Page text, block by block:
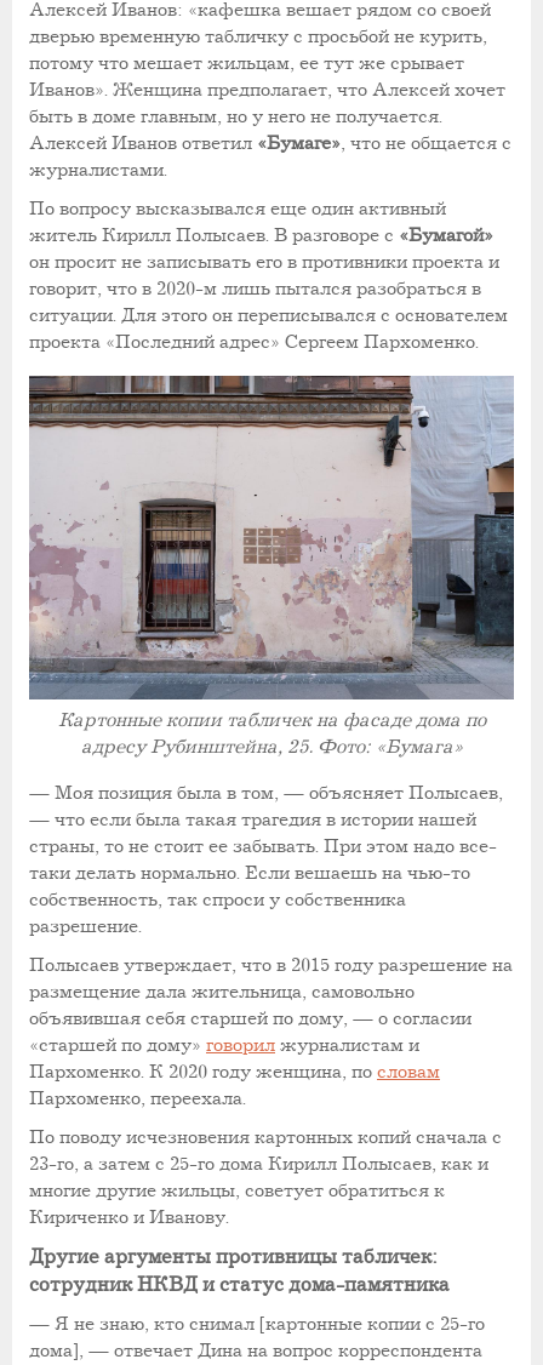
Алексей Иванов: «кафешка вешает рядом со своей
дверью временную табличку с просьбой не курить,
потому что мешает жильцам, ее тут же срывает
Иванов». Женщина предполагает, что Алексей хочет
быть в доме главным, но у него не получается.
Алексей Иванов ответил «Бумаге», что не общается с
журналистами.
По вопросу высказывался еще один активный
житель Кирилл Полысаев. В разговоре с «Бумагой»
он просит не записывать его в противники проекта и
говорит, что в 2020-м лишь пытался разобраться в
ситуации. Для этого он переписывался с основателем
проекта «Последний адрес» Сергеем Пархоменко.
Картонные копии табличек на фасаде дома по
адресу Рубинштейна, 25. Фото: «Бумага»
— Моя позиция была в том, — объясняет Полысаев,
— что если была такая трагедия в истории нашей
страны, то не стоит ее забывать. При этом надо все-
таки делать нормально. Если вешаешь на чью-то
собственность, так спроси у собственника
разрешение.
Полысаев утверждает, что в 2015 году разрешение на
размещение дала жительница, самовольно
объявившая себя старшей по дому, — о согласии
«старшей по дому» говорил журналистам и
Пархоменко. К 2020 году женщина, по словам
Пархоменко, переехала.
По поводу исчезновения картонных копий сначала с
23-го, а затем с 25-го дома Кирилл Полысаев, как и
многие другие жильцы, советует обратиться к
Кириченко и Иванову.
Другие аргументы противницы табличек:
сотрудник НКВД и статус дома-памятника
— Я не знаю, кто снимал [картонные копии с 25-го
дома], — отвечает Дина на вопрос корреспондента